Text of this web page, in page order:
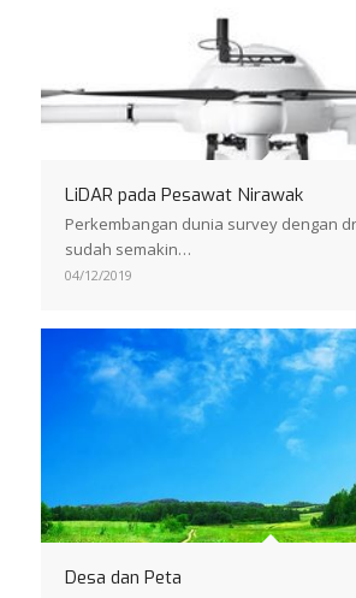
LiDAR pada Pesawat Nirawak
Perkembangan dunia survey dengan
sudah semakin…
04/12/2019
Desa dan Peta